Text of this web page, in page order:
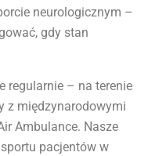
neurologicznym –
gdy stan
regularnie – na terenie
z międzynarodowymi
Ambulance. Nasze
pacjentów w